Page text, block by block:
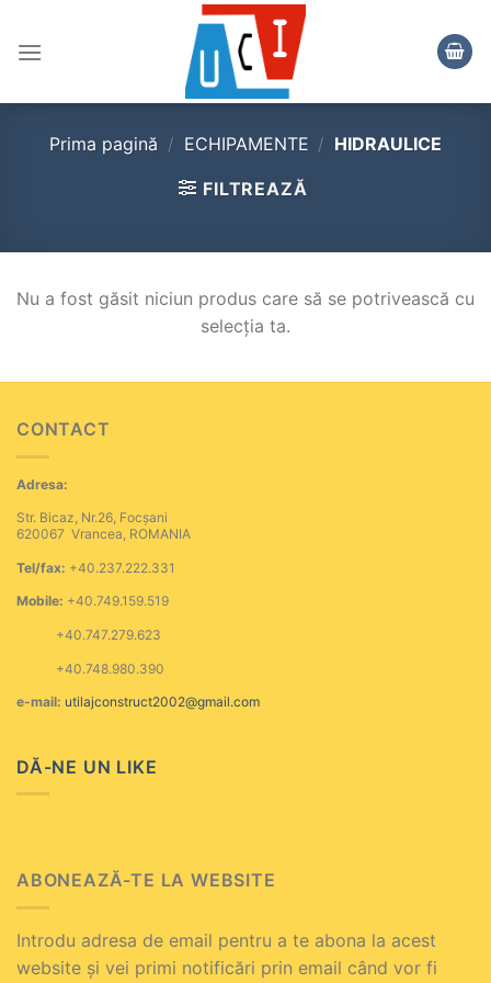
content
Prima pagină / ECHIPAMENTE / HIDRAULICE
FILTREAZĂ
Nu a fost găsit niciun produs care să se potrivească cu
selecția ta.
CONTACT
Adresa:
Str. Bicaz, Nr.26, Focșani
620067 Vrancea, ROMANIA
Tel/fax: +40.237.222.331
Mobile: +40.749.159.519
+40.747.279.623
+40.748.980.390
e-mail: utilajconstruct2002@gmail.com
DĂ-NE UN LIKE
ABONEAZĂ-TE LA WEBSITE
Introdu adresa de email pentru a te abona la acest
website și vei primi notificări prin email când vor fi